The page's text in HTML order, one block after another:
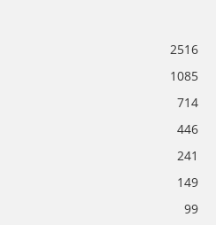
2516
1085
714
446
241
149
99